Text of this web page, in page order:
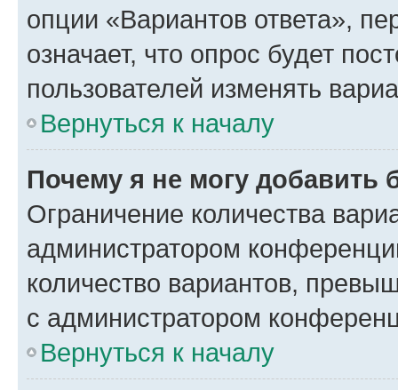
опции «Вариантов ответа»,
означает, что опрос будет
пользователей изменять
Вернуться к началу
Почему я не могу добавить
Ограничение количества
администратором
количество вариантов,
с администратором
Вернуться к началу